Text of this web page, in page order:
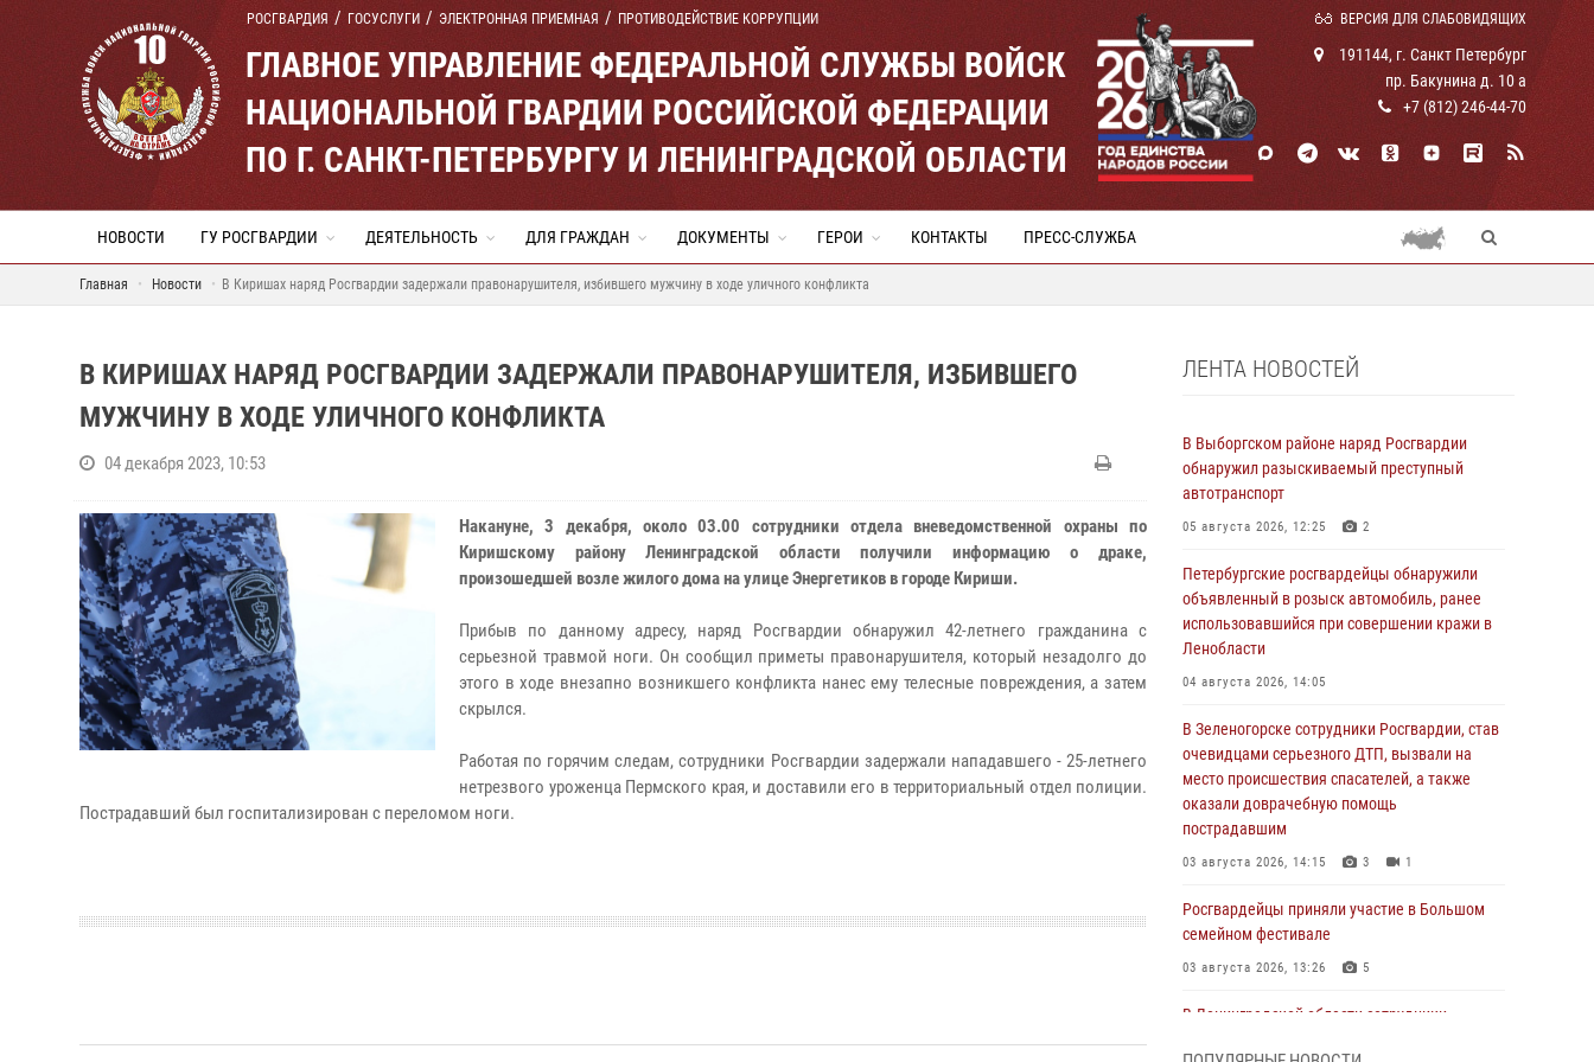
РОСГВАРДИЯ ГОСУСЛУГИ ЭЛЕКТРОННАЯ ПРИЕМНАЯ ПРОТИВОДЕЙСТВИЕ КОРРУПЦИИ ВЕРСИЯ ДЛЯ СЛАБОВИДЯЩИХ
ГЛАВНОЕ УПРАВЛЕНИЕ ФЕДЕРАЛЬНОЙ СЛУЖБЫ ВОЙСК
НАЦИОНАЛЬНОЙ ГВАРДИИ РОССИЙСКОЙ ФЕДЕРАЦИИ
ПО Г. САНКТ-ПЕТЕРБУРГУ И ЛЕНИНГРАДСКОЙ ОБЛАСТИ
191144, г. Санкт Петербург
пр. Бакунина д. 10 а
+7 (812) 246-44-70
НОВОСТИ ГУ РОСГВАРДИИ ДЕЯТЕЛЬНОСТЬ ДЛЯ ГРАЖДАН ДОКУМЕНТЫ ГЕРОИ КОНТАКТЫ ПРЕСС-СЛУЖБА
Главная Новости В Киришах наряд Росгвардии задержали правонарушителя, избившего мужчину в ходе уличного конфликта
В КИРИШАХ НАРЯД РОСГВАРДИИ ЗАДЕРЖАЛИ ПРАВОНАРУШИТЕЛЯ, ИЗБИВШЕГО
МУЖЧИНУ В ХОДЕ УЛИЧНОГО КОНФЛИКТА
04 декабря 2023, 10:53
Накануне, 3 декабря, около 03.00 сотрудники отдела вневедомственной охраны по
Киришскому району Ленинградской области получили информацию о драке,
произошедшей возле жилого дома на улице Энергетиков в городе Кириши.
Прибыв по данному адресу, наряд Росгвардии обнаружил 42-летнего гражданина с
серьезной травмой ноги. Он сообщил приметы правонарушителя, который незадолго до
этого в ходе внезапно возникшего конфликта нанес ему телесные повреждения, а затем
скрылся.
Работая по горячим следам, сотрудники Росгвардии задержали нападавшего - 25-летнего
нетрезвого уроженца Пермского края, и доставили его в территориальный отдел полиции.
Пострадавший был госпитализирован с переломом ноги.​​​​​​​
ЛЕНТА НОВОСТЕЙ
В Выборгском районе наряд Росгвардии
обнаружил разыскиваемый преступный
автотранспорт
05 августа 2026, 12:25 2
Петербургские росгвардейцы обнаружили
объявленный в розыск автомобиль, ранее
использовавшийся при совершении кражи в
Ленобласти
04 августа 2026, 14:05
В Зеленогорске сотрудники Росгвардии, став
очевидцами серьезного ДТП, вызвали на
место происшествия спасателей, а также
оказали доврачебную помощь
пострадавшим
03 августа 2026, 14:15 3 1
Росгвардейцы приняли участие в Большом
семейном фестивале
03 августа 2026, 13:26 5
В Ленинградской области сотрудники